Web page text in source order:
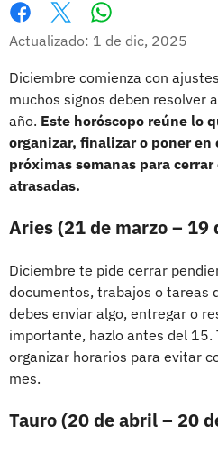
Facebook
X
Actualizado: 1 de dic, 2025
Diciembre comienza con
muchos signos deben resolver
año. Este horóscopo reúne lo
organizar, finalizar o poner en
próximas semanas para
atrasadas.
Aries (21 de marzo – 19
Diciembre te pide cerrar
documentos, trabajos o tareas
debes enviar algo, entregar o
importante, hazlo antes del 15.
organizar horarios para evitar
mes.
Tauro (20 de abril – 20